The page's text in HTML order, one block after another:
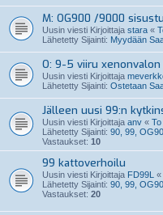
M: OG900 /9000
Uusin viesti Kirjoittaja stara «
Lähetetty Sijainti: Myydään
O: 9-5 viiru
Uusin viesti Kirjoittaja
Lähetetty Sijainti: Ostetaan
Jälleen uusi 99:n
Uusin viesti Kirjoittaja anv «
Lähetetty Sijainti: 90, 99,
Vastaukset: 10
99 kattoverhoilu
Uusin viesti Kirjoittaja FD99L «
Lähetetty Sijainti: 90, 99,
Vastaukset: 20